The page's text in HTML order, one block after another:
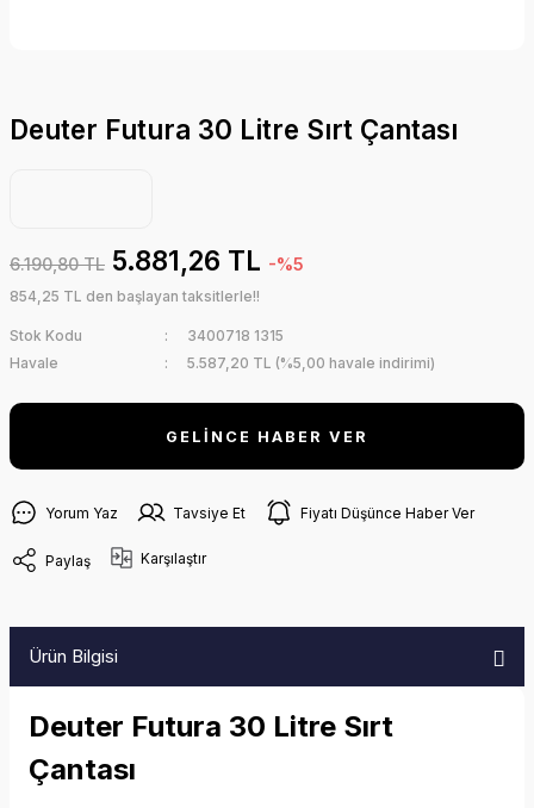
Deuter Futura 30 Litre Sırt Çantası
6.190,80 TL 5.881,26 TL -%5
854,25 TL den başlayan taksitlerle!!
Stok Kodu
3400718 1315
Havale
5.587,20 TL (%5,00 havale indirimi)
GELİNCE HABER VER
Yorum Yaz Tavsiye Et Fiyatı Düşünce Haber Ver
Paylaş Karşılaştır
Ürün Bilgisi
Deuter Futura 30 Litre Sırt
Çantası